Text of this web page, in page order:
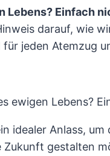
Lebens? Einfach
darauf, wie
jeden Atemzug
ewigen Lebens?
idealer Anlass,
gestalten